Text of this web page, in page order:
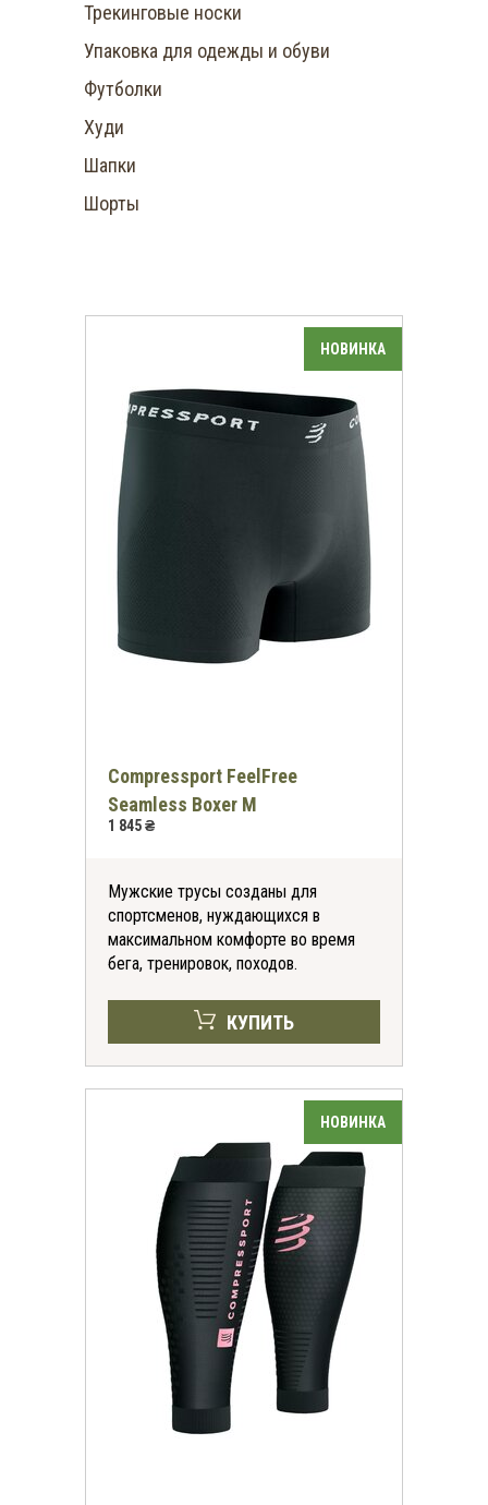
Трекинговые носки
Упаковка для одежды и обуви
Футболки
Худи
Шапки
Шорты
Compressport FeelFree
Seamless Boxer M
1 845 ₴
Мужские трусы созданы для
спортсменов, нуждающихся в
максимальном комфорте во время
бега, тренировок, походов.
КУПИТЬ